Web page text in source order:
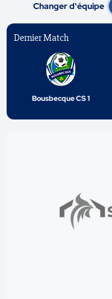
Changer d'équipe
Dernier Match
Bousbecque CS 1